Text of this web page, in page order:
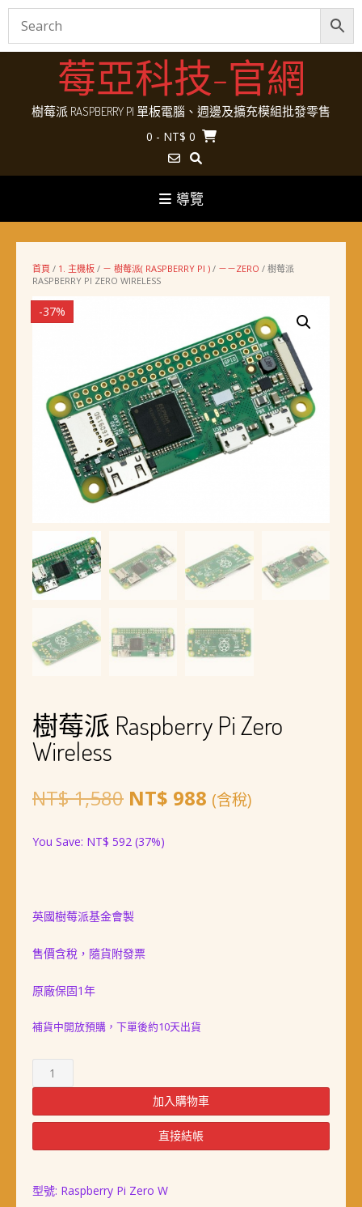
Skip
莓亞科技-官網
樹莓派 RASPBERRY PI 單板電腦、週邊及擴充模組批發零售
0 - NT$ 0
導覽
首頁 / 1. 主機板 / － 樹莓派( RASPBERRY PI ) / －－ZERO / 樹莓派
RASPBERRY PI ZERO WIRELESS
-37%
樹莓派 Raspberry Pi Zero
Wireless
NT$1,580 原
價
NT$ 1,580。
NT$ 988 目
(含稅)
You Save: NT$ 592 (37%)
英國樹莓派基金會製
售價含稅，隨貨附發票
原廠保固1年
補貨中開放預購，下單後約10天出貨
莓
Raspberry
Zero
數
加入購物車
直接結帳
型號: Raspberry Pi Zero W